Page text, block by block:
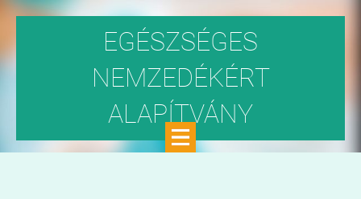
EGÉSZSÉGES
NEMZEDÉKÉRT
ALAPÍTVÁNY